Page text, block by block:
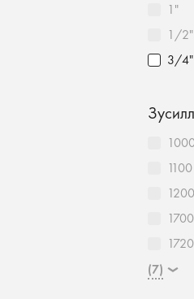
1"
1/2"
3/4"
(7)